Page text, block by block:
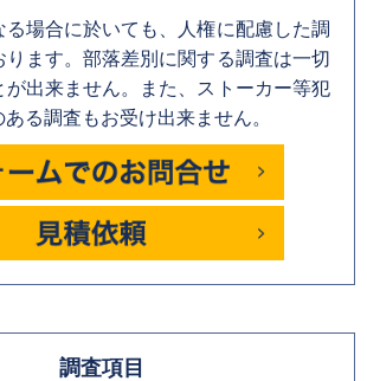
場合に於いても、人権に配慮した調
ます。部落差別に関する調査は一切
が出来ません。また、ストーカー等犯
る調査もお受け出来ません。
調査項目